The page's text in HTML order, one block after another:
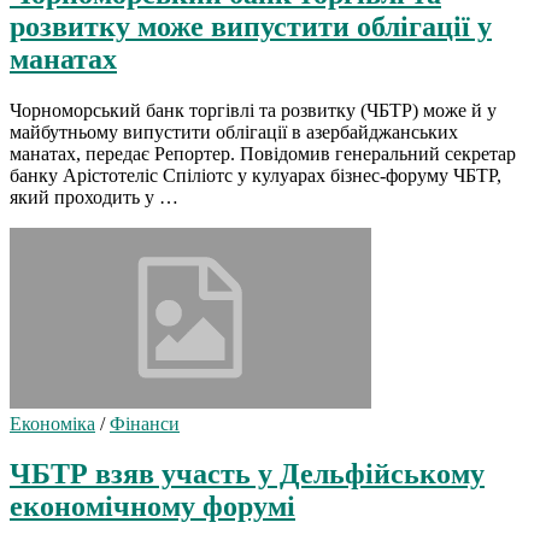
розвитку може випустити облігації у
манатах
Чорноморський банк торгівлі та розвитку (ЧБТР) може й у
майбутньому випустити облігації в азербайджанських
манатах, передає Репортер. Повідомив генеральний секретар
банку Арістотеліс Спіліотс у кулуарах бізнес-форуму ЧБТР,
який проходить у …
Економіка /Фінанси
ЧБТР взяв участь у Дельфійському
економічному форумі